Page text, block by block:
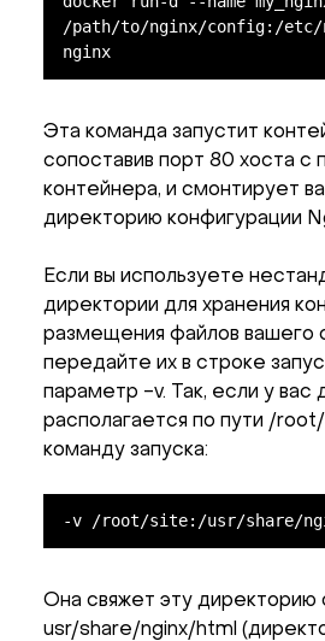
/path/to/nginx/config:/etc/
nginx
Эта команда запустит
сопоставив порт 80 хоста с
контейнера, и смонтирует
директорию конфигурации
Если вы используете
директории для хранения
размещения файлов вашего
передайте их в строке
параметр -v. Так, если у вас
располагается по пути /
команду запуска:
-v /root/site:/usr/share/
Она свяжет эту директорию
usr/share/nginx/html